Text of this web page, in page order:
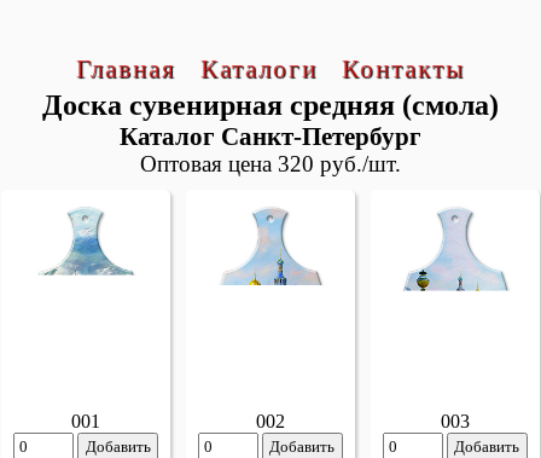
Главная Каталоги Контакты
Доска сувенирная средняя (смола)
Каталог Санкт-Петербург
Оптовая цена 320 руб./шт.
001
Добавить
002
Добавить
003
Добавить